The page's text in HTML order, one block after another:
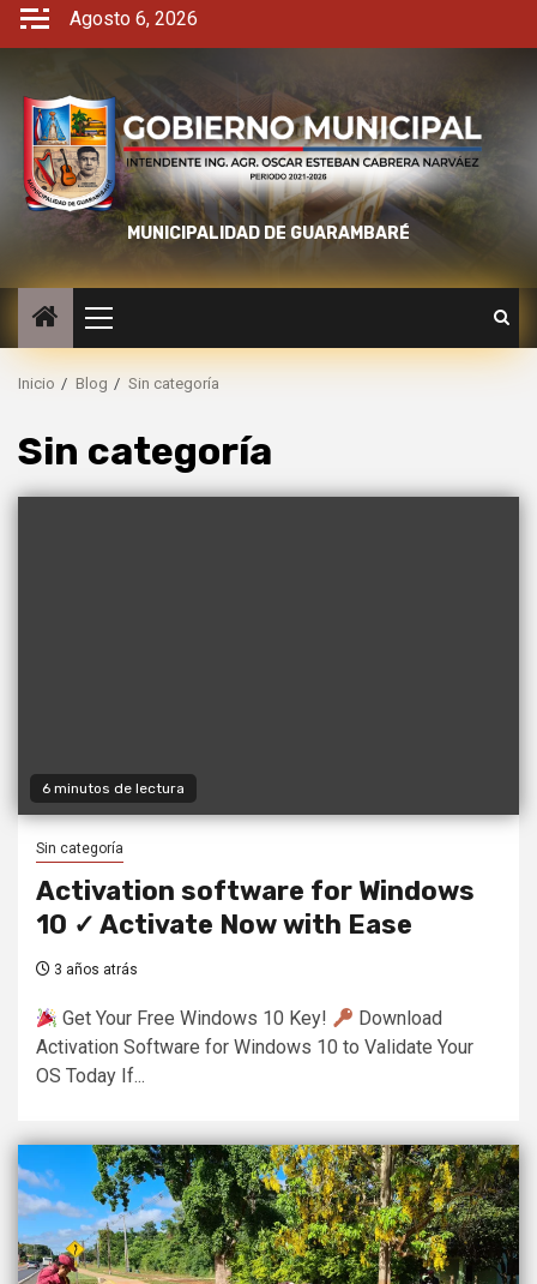
Agosto 6, 2026
MUNICIPALIDAD DE GUARAMBARÉ
Inicio Blog Sin categoría
Sin categoría
6 minutos de lectura
Sin categoría
Activation software for Windows
10 ✓ Activate Now with Ease
3 años atrás
Get Your Free Windows 10 Key!
Download
Activation Software for Windows 10 to Validate Your
OS Today If...